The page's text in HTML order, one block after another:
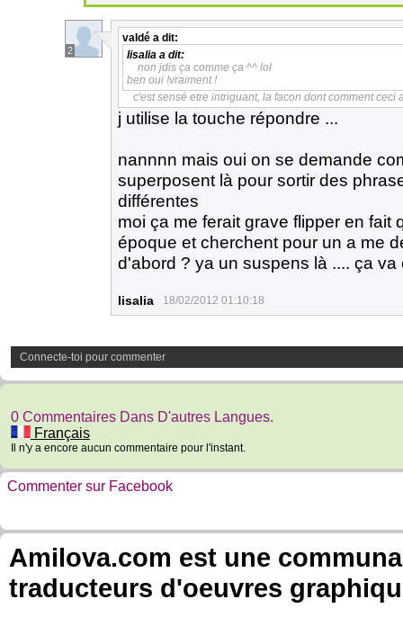
2
valdé a dit:
lisalia a dit:
non jdis ça comme ça ^^ lol
ben oui !vraiment !
c'est sensé etre intriguant, la facon dont comment
j utilise la touche répondre ...
nannnn mais oui on se demande
superposent là pour sortir des
différentes
moi ça me ferait grave flipper en
époque et cherchent pour un a me
d'abord ? ya un suspens là .... ça va
lisalia 18/02/2012 01:10:18
Connecte-toi pour commenter
0 Commentaires Dans D'autres Langues.
Français
Il n'y a encore aucun commentaire pour l'instant.
Commenter sur Facebook
Amilova.com est une
traducteurs d'oeuvres